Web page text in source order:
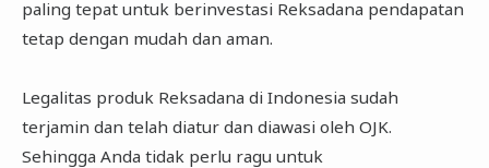
paling tepat untuk berinvestasi Reksadana pendapatan
tetap dengan mudah dan aman.
Legalitas produk Reksadana di Indonesia sudah
terjamin dan telah diatur dan diawasi oleh OJK.
Sehingga Anda tidak perlu ragu untuk